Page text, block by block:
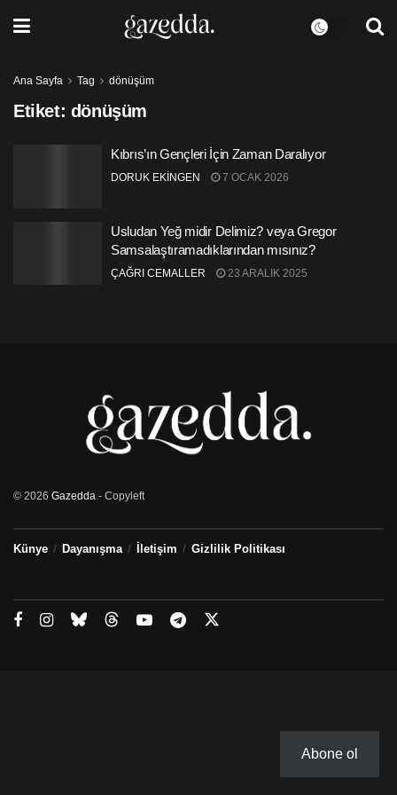
Ana Sayfa Tag dönüşüm
Etiket: dönüşüm
Kıbrıs’ın Gençleri İçin Zaman Daralıyor
DORUK EKİNGEN 7 OCAK 2026
Usludan Yeğ midir Delimiz? veya Gregor
Samsalaştıramadıklarından mısınız?
ÇAĞRI CEMALLER 23 ARALIK 2025
© 2026 Gazedda - Copyleft
Künye Dayanışma İletişim Gizlilik Politikası
Abone ol